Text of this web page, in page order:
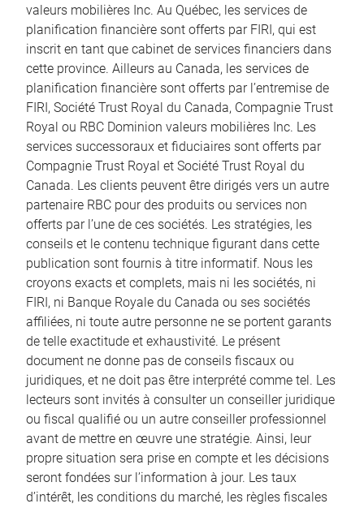
valeurs mobilières Inc. Au Québec, les services de
planification financière sont offerts par FIRI, qui est
inscrit en tant que cabinet de services financiers dans
cette province. Ailleurs au Canada, les services de
planification financière sont offerts par l’entremise de
FIRI, Société Trust Royal du Canada, Compagnie Trust
Royal ou RBC Dominion valeurs mobilières Inc. Les
services successoraux et fiduciaires sont offerts par
Compagnie Trust Royal et Société Trust Royal du
Canada. Les clients peuvent être dirigés vers un autre
partenaire RBC pour des produits ou services non
offerts par l’une de ces sociétés. Les stratégies, les
conseils et le contenu technique figurant dans cette
publication sont fournis à titre informatif. Nous les
croyons exacts et complets, mais ni les sociétés, ni
FIRI, ni Banque Royale du Canada ou ses sociétés
affiliées, ni toute autre personne ne se portent garants
de telle exactitude et exhaustivité. Le présent
document ne donne pas de conseils fiscaux ou
juridiques, et ne doit pas être interprété comme tel. Les
lecteurs sont invités à consulter un conseiller juridique
ou fiscal qualifié ou un autre conseiller professionnel
avant de mettre en œuvre une stratégie. Ainsi, leur
propre situation sera prise en compte et les décisions
seront fondées sur l’information à jour. Les taux
d’intérêt, les conditions du marché, les règles fiscales